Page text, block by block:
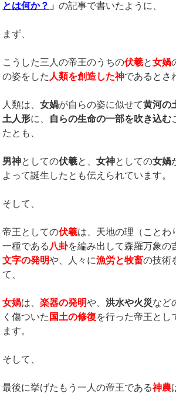
とは何か？ 」の記事で書いたように、
まず、
こうした三人の帝王のうちの伏羲と女媧
の姿をした 人類を創造した神であるとさ
人類は、女媧が自らの姿に似せて黄河の
土人形に、 自らの生命の一部を吹き込む
たとも、
男神としての伏羲と、女神としての女媧
よって誕生したとも伝えられています。
そして、
帝王としての伏羲は、天地の理（ことわ
一種である八卦を編み出して森羅万象の
文字の発明や、人々に漁労と牧畜の技術
て、
女媧は、楽器の発明や、洪水や火災など
く傷ついた 国土の修復を行った帝王とし
ます。
そして、
最後に挙げたもう一人の帝王である神農